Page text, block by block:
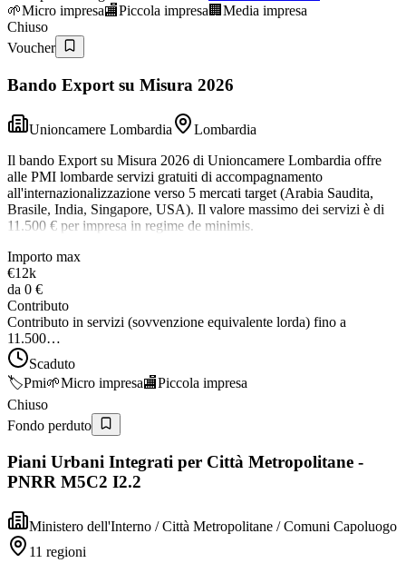
🌱Micro impresa🏬Piccola impresa 🏢 Media impresa
Chiuso
Voucher
Bando Export su Misura 2026
Unioncamere Lombardia
Lombardia
Il bando Export su Misura 2026 di Unioncamere Lombardia offre
alle PMI lombarde servizi gratuiti di accompagnamento
all'internazionalizzazione verso 5 mercati target (Arabia Saudita,
Brasile, India, Singapore, USA). Il valore massimo dei servizi è di
11.500 € per impresa in regime de minimis.
Importo max
€12k
da 0 €
Contributo
Contributo in servizi (sovvenzione equivalente lorda) fino a
11.500…
Scaduto
🏷️Pmi🌱Micro impresa🏬Piccola impresa
Chiuso
Fondo perduto
Piani Urbani Integrati per Città Metropolitane -
PNRR M5C2 I2.2
Ministero dell'Interno / Città Metropolitane / Comuni Capoluogo
11 regioni